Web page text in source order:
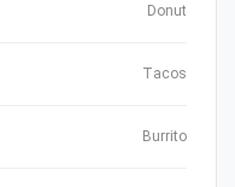
Donut
Tacos
Burrito